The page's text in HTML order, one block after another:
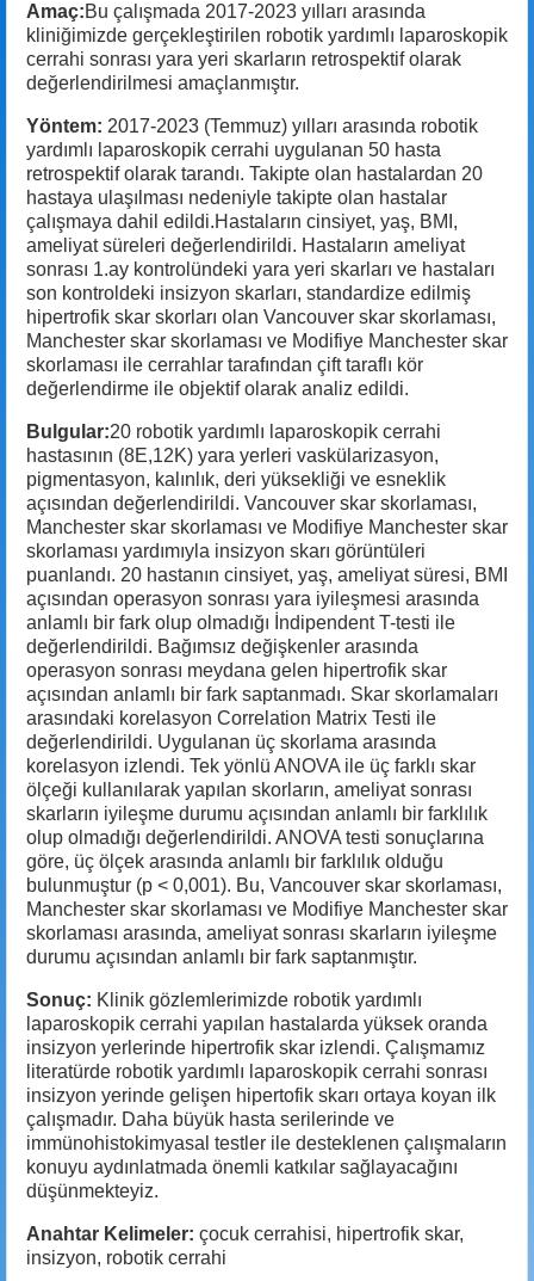
Amaç:Bu çalışmada 2017-2023 yılları arasında
kliniğimizde gerçekleştirilen robotik yardımlı laparoskopik
cerrahi sonrası yara yeri skarların retrospektif olarak
değerlendirilmesi amaçlanmıştır.
Yöntem: 2017-2023 (Temmuz) yılları arasında robotik
yardımlı laparoskopik cerrahi uygulanan 50 hasta
retrospektif olarak tarandı. Takipte olan hastalardan 20
hastaya ulaşılması nedeniyle takipte olan hastalar
çalışmaya dahil edildi.Hastaların cinsiyet, yaş, BMI,
ameliyat süreleri değerlendirildi. Hastaların ameliyat
sonrası 1.ay kontrolündeki yara yeri skarları ve hastaları
son kontroldeki insizyon skarları, standardize edilmiş
hipertrofik skar skorları olan Vancouver skar skorlaması,
Manchester skar skorlaması ve Modifiye Manchester skar
skorlaması ile cerrahlar tarafından çift taraflı kör
değerlendirme ile objektif olarak analiz edildi.
Bulgular:20 robotik yardımlı laparoskopik cerrahi
hastasının (8E,12K) yara yerleri vaskülarizasyon,
pigmentasyon, kalınlık, deri yüksekliği ve esneklik
açısından değerlendirildi. Vancouver skar skorlaması,
Manchester skar skorlaması ve Modifiye Manchester skar
skorlaması yardımıyla insizyon skarı görüntüleri
puanlandı. 20 hastanın cinsiyet, yaş, ameliyat süresi, BMI
açısından operasyon sonrası yara iyileşmesi arasında
anlamlı bir fark olup olmadığı İndipendent T-testi ile
değerlendirildi. Bağımsız değişkenler arasında
operasyon sonrası meydana gelen hipertrofik skar
açısından anlamlı bir fark saptanmadı. Skar skorlamaları
arasındaki korelasyon Correlation Matrix Testi ile
değerlendirildi. Uygulanan üç skorlama arasında
korelasyon izlendi. Tek yönlü ANOVA ile üç farklı skar
ölçeği kullanılarak yapılan skorların, ameliyat sonrası
skarların iyileşme durumu açısından anlamlı bir farklılık
olup olmadığı değerlendirildi. ANOVA testi sonuçlarına
göre, üç ölçek arasında anlamlı bir farklılık olduğu
bulunmuştur (p < 0,001). Bu, Vancouver skar skorlaması,
Manchester skar skorlaması ve Modifiye Manchester skar
skorlaması arasında, ameliyat sonrası skarların iyileşme
durumu açısından anlamlı bir fark saptanmıştır.
Sonuç: Klinik gözlemlerimizde robotik yardımlı
laparoskopik cerrahi yapılan hastalarda yüksek oranda
insizyon yerlerinde hipertrofik skar izlendi. Çalışmamız
literatürde robotik yardımlı laparoskopik cerrahi sonrası
insizyon yerinde gelişen hipertofik skarı ortaya koyan ilk
çalışmadır. Daha büyük hasta serilerinde ve
immünohistokimyasal testler ile desteklenen çalışmaların
konuyu aydınlatmada önemli katkılar sağlayacağını
düşünmekteyiz.
Anahtar Kelimeler: çocuk cerrahisi, hipertrofik skar,
insizyon, robotik cerrahi